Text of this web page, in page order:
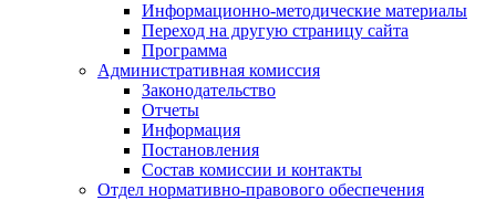
Информационно-методические материалы
Переход на другую страницу сайта
Программа
Административная комиссия
Законодательство
Отчеты
Информация
Постановления
Состав комиссии и контакты
Отдел нормативно-правового обеспечения